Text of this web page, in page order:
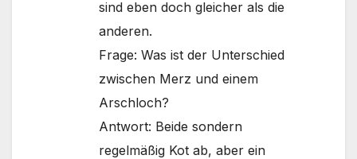
sind eben doch gleicher als die
anderen.
Frage: Was ist der Unterschied
zwischen Merz und einem
Arschloch?
Antwort: Beide sondern
regelmäßig Kot ab, aber ein